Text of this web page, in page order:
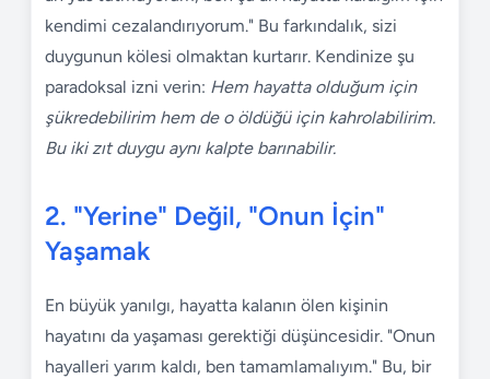
kendimi cezalandırıyorum." Bu farkındalık, sizi
duygunun kölesi olmaktan kurtarır. Kendinize şu
paradoksal izni verin: Hem hayatta olduğum için
şükredebilirim hem de o öldüğü için kahrolabilirim.
Bu iki zıt duygu aynı kalpte barınabilir.
2. "Yerine" Değil, "Onun İçin"
Yaşamak
En büyük yanılgı, hayatta kalanın ölen kişinin
hayatını da yaşaması gerektiği düşüncesidir. "Onun
hayalleri yarım kaldı, ben tamamlamalıyım." Bu, bir